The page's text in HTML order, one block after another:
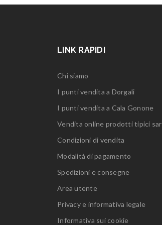
LINK RAPIDI
Chi siamo
I punti vendita a Dorgali
I punti vendita a Cala Gonone
Vendita online prodotti tipici
Condizioni di vendita
Modalità di pagamento
Spedizioni e consegne
Area utente
Privacy e informativa legale
Informativa sui cookie